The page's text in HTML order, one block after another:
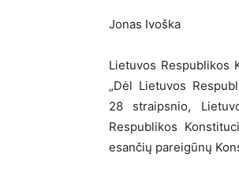
Jonas Ivoška
Lietuvos Respublikos
„Dėl Lietuvos
28 straipsnio,
Respublikos
esančių pareigūnų